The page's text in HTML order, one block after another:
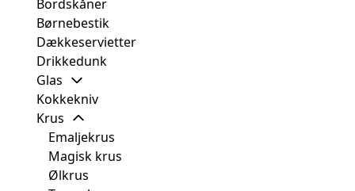
Bordskåner
Børnebestik
Dækkeservietter
Drikkedunk
Glas
Kokkekniv
Krus
Emaljekrus
Magisk krus
Ølkrus